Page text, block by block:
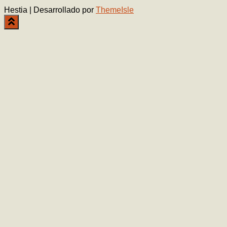
Hestia | Desarrollado por ThemeIsle